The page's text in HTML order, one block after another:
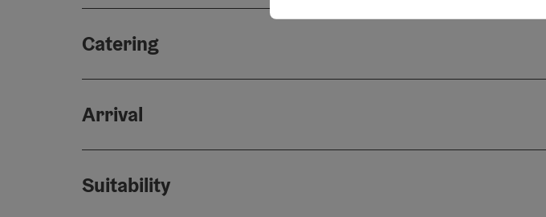
Catering
Arrival
Suitability